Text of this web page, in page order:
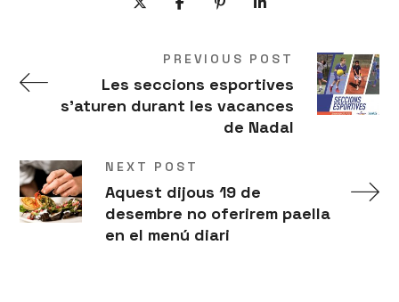
PREVIOUS POST
Les seccions esportives
s'aturen durant les vacances
de Nadal
NEXT POST
Aquest dijous 19 de
desembre no oferirem paella
en el menú diari